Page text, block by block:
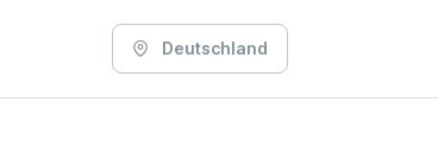
Deutschland